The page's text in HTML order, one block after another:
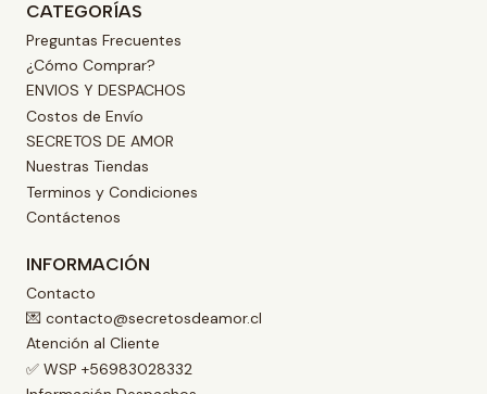
CATEGORÍAS
Preguntas Frecuentes
¿Cómo Comprar?
ENVIOS Y DESPACHOS
Costos de Envío
SECRETOS DE AMOR
Nuestras Tiendas
Terminos y Condiciones
Contáctenos
INFORMACIÓN
Contacto
💌 contacto@secretosdeamor.cl
Atención al Cliente
✅ WSP +56983028332